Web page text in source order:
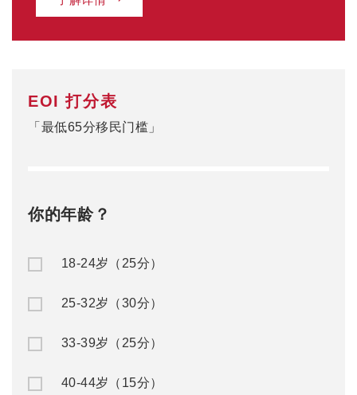
EOI 打分表
「最低65分移民门槛」
你的年龄？
18-24岁（25分）
25-32岁（30分）
33-39岁（25分）
40-44岁（15分）